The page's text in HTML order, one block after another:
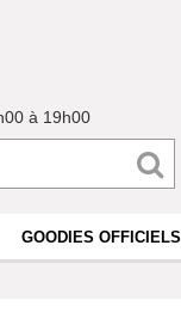
à 19h00
GOODIES OFFICIELS